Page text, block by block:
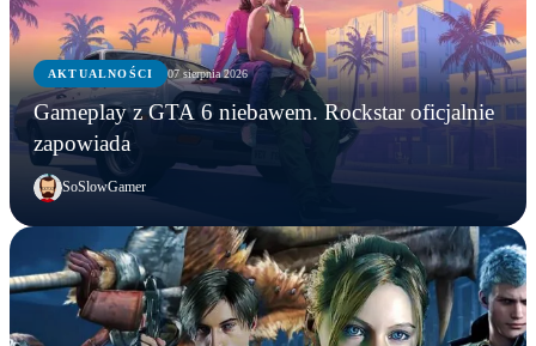
AKTUALNOŚCI 07 sierpnia 2026
Gameplay z GTA 6 niebawem. Rockstar oficjalnie
zapowiada
SoSlowGamer